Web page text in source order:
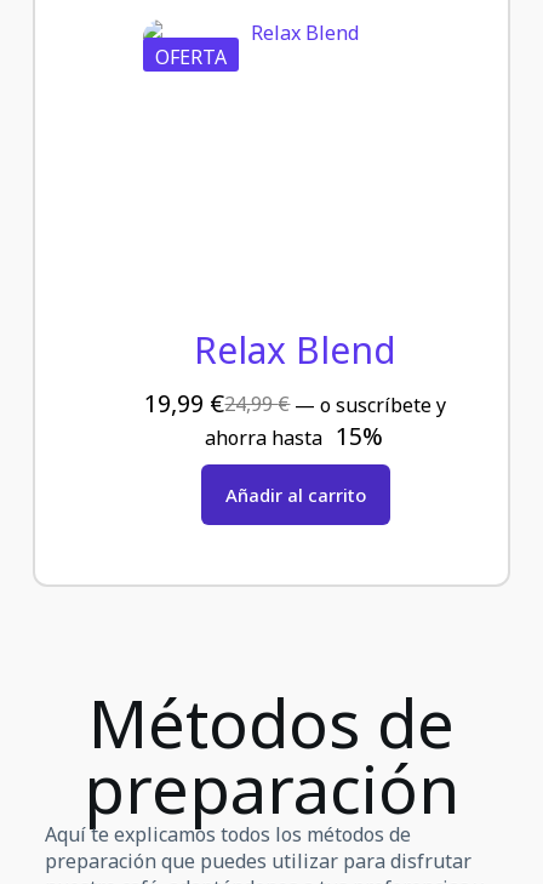
OFERTA
Relax Blend
24,99€
19,99 € — o suscríbete y
ahorra hasta 15%
Añadir al carrito
Métodos de
preparación
Aquí te explicamos todos los métodos de
preparación que puedes utilizar para disfrutar